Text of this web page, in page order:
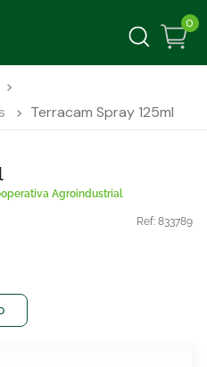
0
Terracam Spray 125ml
Agroindustrial
Ref: 833789